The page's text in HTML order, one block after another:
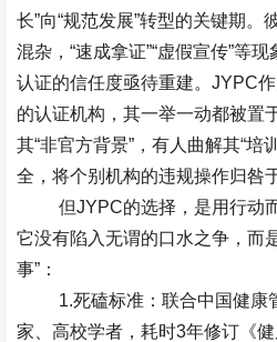
长”向“规范发展”转型的关键期。
混杂，“速成拿证”“虚假宣传”等现
认证的信任度亟待重建。JYPC
的认证机构，其一举一动都被置
其“非官方背景” ，有人曲解其“培
全，将个别机构的违规操作归咎
但JYPC的选择，是用行动
它没有陷入无谓的口水之争，而
事” ：
1.死磕标准：联合中国健康
家、高校学者，耗时3年修订《